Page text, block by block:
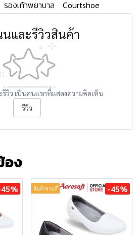
รองเท้าพยาบาล Courtshoe
และรีวิวสินค้า
วิว เป็นคนแรกที่แสดงความคิดเห็น
รีวิว
อง
สินค้าขายดี -45%